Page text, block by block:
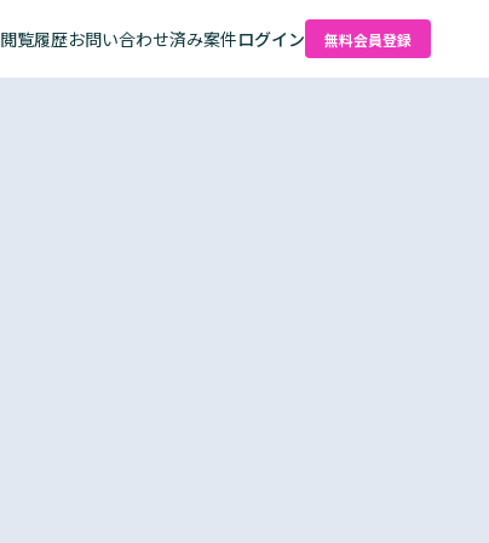
閲覧履歴お問い合わせ済み案件ログイン 無料会員登録